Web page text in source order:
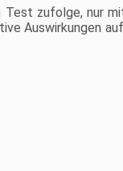
zufolge, nur
Auswirkungen